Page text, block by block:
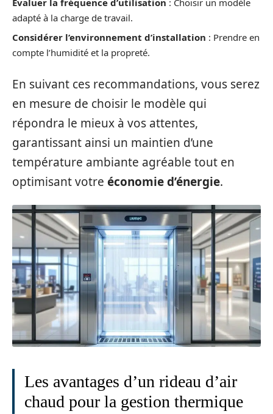
adapté à la charge de travail.
Considérer l’environnement d’installation : Prendre en
compte l’humidité et la propreté.
En suivant ces recommandations, vous serez
en mesure de choisir le modèle qui
répondra le mieux à vos attentes,
garantissant ainsi un maintien d’une
température ambiante agréable tout en
optimisant votre économie d’énergie.
Les avantages d’un rideau d’air
chaud pour la gestion thermique